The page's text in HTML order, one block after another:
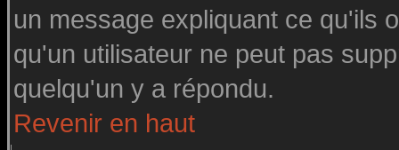
un message expliquant ce qu'ils
qu'un utilisateur ne peut pas
quelqu'un y a répondu.
Revenir en haut